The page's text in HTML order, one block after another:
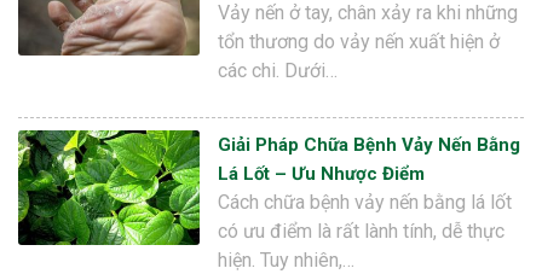
Vảy nến ở tay, chân xảy ra khi những
tổn thương do vảy nến xuất hiện ở
các chi. Dưới…
Giải Pháp Chữa Bệnh Vảy Nến Bằng
Lá Lốt – Ưu Nhược Điểm
Cách chữa bệnh vảy nến bằng lá lốt
có ưu điểm là rất lành tính, dễ thực
hiện. Tuy nhiên,…